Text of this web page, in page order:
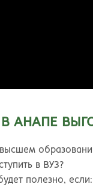
АНАПЕ
в ВУЗ?
полезно, если: